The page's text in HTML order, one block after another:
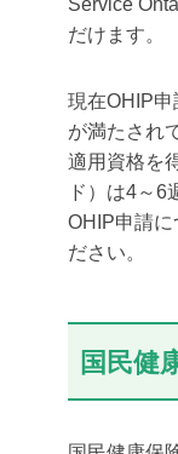
Service
だけます。
現在OHIP
が満たされ
適用資格を
ド）は4～6
OHIP申請
ださい。
国民健